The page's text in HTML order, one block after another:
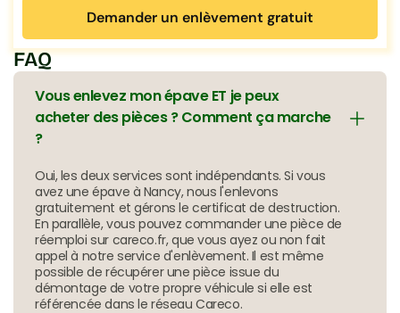
Demander un enlèvement gratuit
Demander un enlèvement gratuit
FAQ
Vous enlevez mon épave ET je peux
acheter des pièces ? Comment ça marche
?
Oui, les deux services sont indépendants. Si vous
avez une épave à Nancy, nous l'enlevons
gratuitement et gérons le certificat de destruction.
En parallèle, vous pouvez commander une pièce de
réemploi sur careco.fr, que vous ayez ou non fait
appel à notre service d'enlèvement. Il est même
possible de récupérer une pièce issue du
démontage de votre propre véhicule si elle est
référencée dans le réseau Careco.